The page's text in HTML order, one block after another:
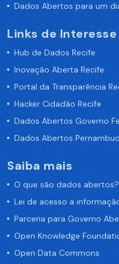
Dados Abertos para um
Links de Interesse
Hub de Dados Recife
Inovação Aberta Recife
Portal da Transparência
Hacker Cidadão Recife
Dados Abertos Governo
Dados Abertos
Saiba mais
O que são dados abertos?
Lei de acesso a
Parceria para Governo
Open Knowledge
Open Data Commons